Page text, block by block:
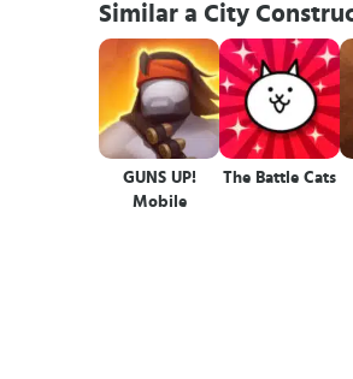
Similar a City
GUNS UP!
Mobile
The Battle Cats